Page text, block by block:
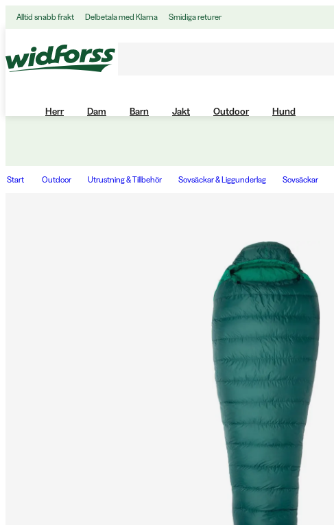
Alltid snabb frakt Delbetala med Klarna Smidiga returer
Herr Dam Barn Jakt Outdoor Hund
Start Outdoor Utrustning & Tillbehör Sovsäckar & Liggunderlag Sovsäckar